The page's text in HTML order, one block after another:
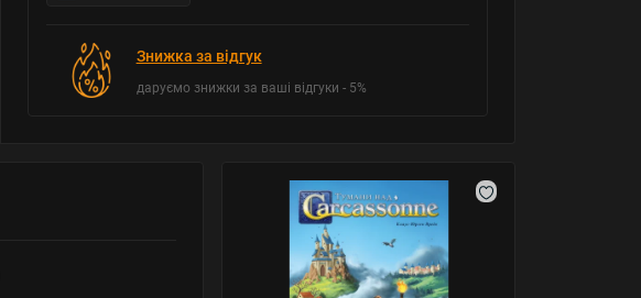
Знижка за відгук
даруємо знижки за ваші відгуки - 5%